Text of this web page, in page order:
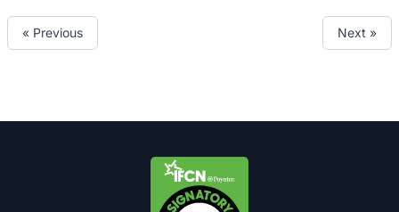
« Previous Next »